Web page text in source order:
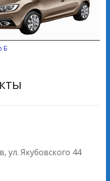
Б
ул. Якубовского 44